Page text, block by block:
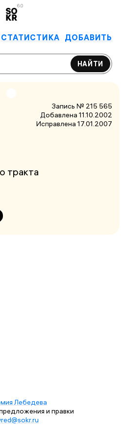
6.0
СТАТИСТИКА ДОБАВИТЬ
НАЙТИ
Запись № 215 565
Добавлена 11.10.2002
Исправлена 17.01.2007
тракта
Лебедева
и правки